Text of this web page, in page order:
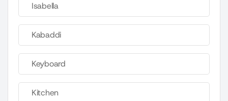
Isabella
Kabaddi
Keyboard
Kitchen